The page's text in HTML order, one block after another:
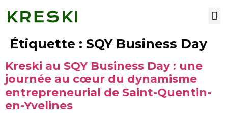
Étiquette : SQY Business Day
Kreski au SQY Business Day : une
journée au cœur du dynamisme
entrepreneurial de Saint-Quentin-
en-Yvelines